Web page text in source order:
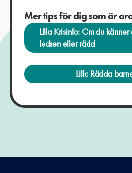
Mer tips för dig som är
Lilla Krisinfo: Om du
ledsen eller rädd
Lilla Rädda